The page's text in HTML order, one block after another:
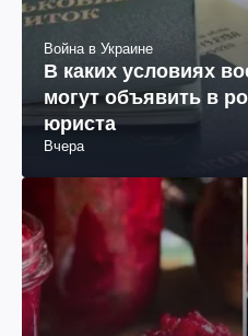
Война в Украине
В каких условиях
могут объявить в
юриста
Вчера